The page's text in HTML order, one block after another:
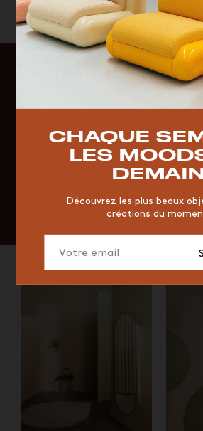
CHAQUE
LES
Découvrez les plus beaux
créations du
QUE CHERCHEZ-
RESTAURANT VINTAGE
JAUNE
ORGANIQUE
MEMPHIS
ICONIC
2023